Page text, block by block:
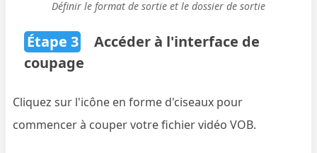
Définir le format de sortie et le dossier de sortie
Étape 3
Accéder à l'interface de
coupage
Cliquez sur l'icône en forme d'ciseaux pour
commencer à couper votre fichier vidéo VOB.